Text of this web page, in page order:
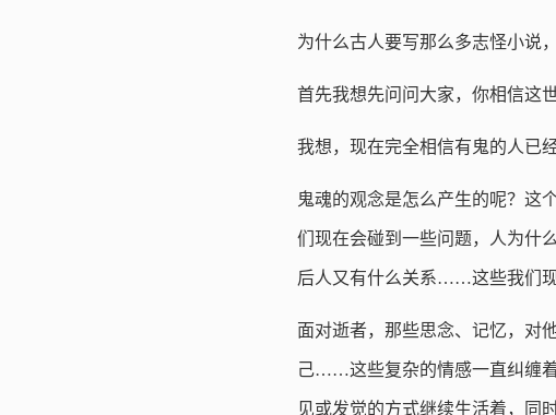
为什么古人要写那么多志怪小说
首先我想先问问大家，你相信这
我想，现在完全相信有鬼的人已
鬼魂的观念是怎么产生的呢？这
们现在会碰到一些问题，人为什
后人又有什么关系……这些我们现
面对逝者，那些思念、记忆，对
己……这些复杂的情感一直纠缠
见或发觉的方式继续生活着，同